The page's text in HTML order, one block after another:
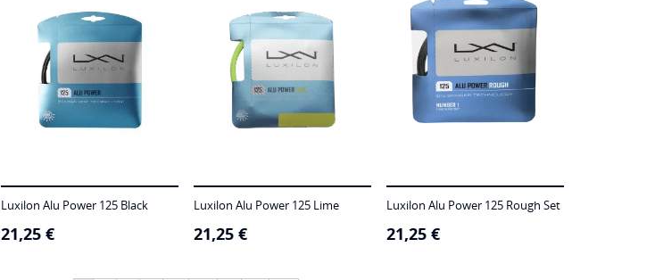
Luxilon Alu Power 125 Black
21,25 €
Luxilon Alu Power 125 Lime
21,25 €
Luxilon Alu Power 125 Rough Set
21,25 €